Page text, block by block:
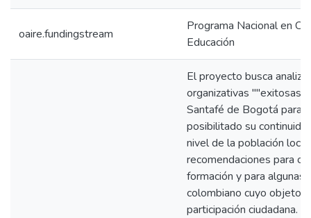
oaire.fundingstream
Programa Nacional en
Educación
El proyecto busca
organizativas
Santafé de Bogotá para
posibilitado su
nivel de la población
recomendaciones para
formación y para
colombiano cuyo objeto
participación ciudadana.